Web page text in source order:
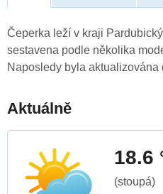
Čeperka leží v kraji
sestavena podle několika
Naposledy byla aktualizována
Aktuálně
18.6
(stoupá)